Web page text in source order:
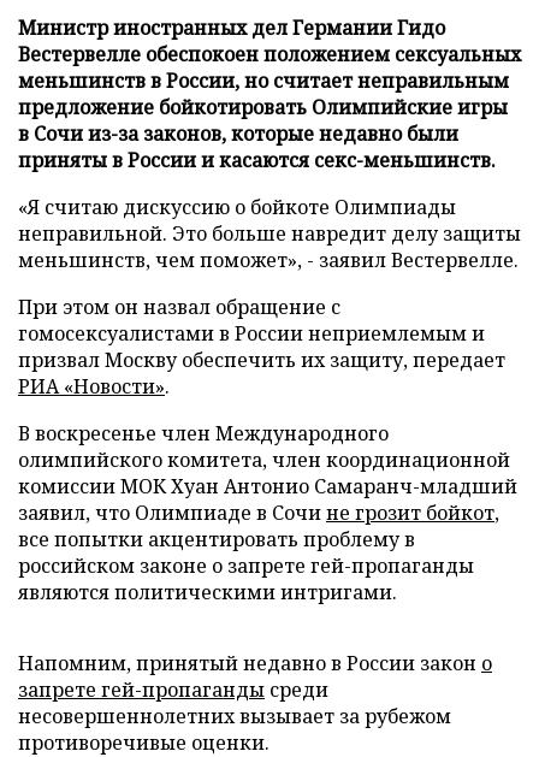
Министр иностранных дел Германии Гидо
Вестервелле обеспокоен положением сексуальных
меньшинств в России, но считает неправильным
предложение бойкотировать Олимпийские игры
в Сочи из-за законов, которые недавно были
приняты в России и касаются секс-меньшинств.
«Я считаю дискуссию о бойкоте Олимпиады
неправильной. Это больше навредит делу защиты
меньшинств, чем поможет», - заявил Вестервелле.
При этом он назвал обращение с
гомосексуалистами в России неприемлемым и
призвал Москву обеспечить их защиту, передает
РИА «Новости».
В воскресенье член Международного
олимпийского комитета, член координационной
комиссии МОК Хуан Антонио Самаранч-младший
заявил, что Олимпиаде в Сочине грозит бойкот,
все попытки акцентировать проблему в
российском законе о запрете гей-пропаганды
являются политическими интригами.
Напомним, принятый недавно в России закон о
запрете гей-пропаганды среди
несовершеннолетних вызывает за рубежом
противоречивые оценки.